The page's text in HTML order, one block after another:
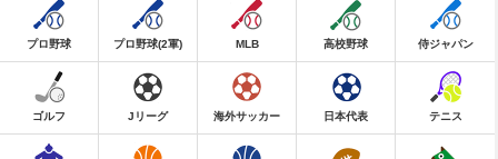
プロ野球 プロ野球(2軍) MLB 高校野球 侍ジャパン
ゴルフ Jリーグ 海外サッカー 日本代表 テニス